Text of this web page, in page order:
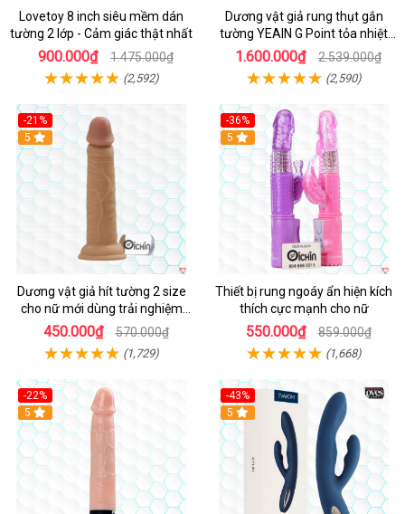
Lovetoy 8 inch siêu mềm dán
tường 2 lớp - Cảm giác thật nhất
900.000₫ 1.475.000₫
(2,592)
Dương vật giả rung thụt gắn
tường YEAIN G Point tỏa nhiệt
điều khiển từ xa
1.600.000₫ 2.539.000₫
(2,590)
-21%
Hot
5
Dương vật giả hít tường 2 size
cho nữ mới dùng trải nghiệm
thật
450.000₫ 570.000₫
(1,729)
-36%
Hot
5
Thiết bị rung ngoáy ẩn hiện kích
thích cực mạnh cho nữ
550.000₫ 859.000₫
(1,668)
-22%
Hot
5
-43%
Hot
5